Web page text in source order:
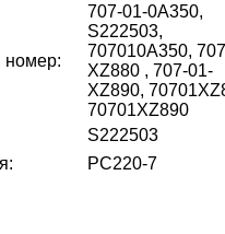
номер:
707-01-0A350,
S222503,
707010A350,
XZ880 , 707-01-
XZ890,
70701XZ890
S222503
PC220-7